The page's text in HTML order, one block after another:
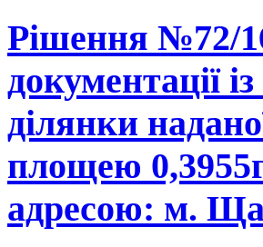
Рішення №72/
документації
ділянки
площею
адресою: м.